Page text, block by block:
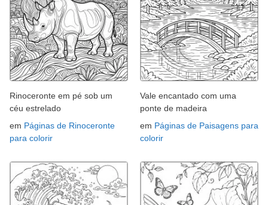
Rinoceronte em pé sob um
céu estrelado
em Páginas de Rinoceronte
para colorir
Vale encantado com uma
ponte de madeira
em Páginas de Paisagens para
colorir